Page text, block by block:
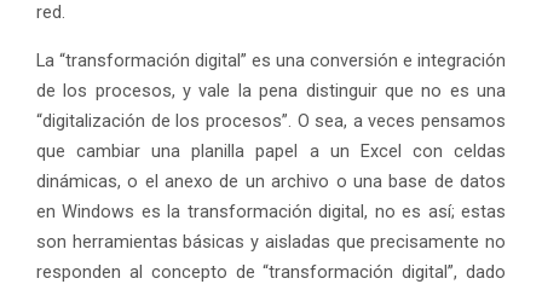
red.
La “transformación digital” es una conversión e integración
de los procesos, y vale la pena distinguir que no es una
“digitalización de los procesos”. O sea, a veces pensamos
que cambiar una planilla papel a un Excel con celdas
dinámicas, o el anexo de un archivo o una base de datos
en Windows es la transformación digital, no es así; estas
son herramientas básicas y aisladas que precisamente no
responden al concepto de “transformación digital”, dado